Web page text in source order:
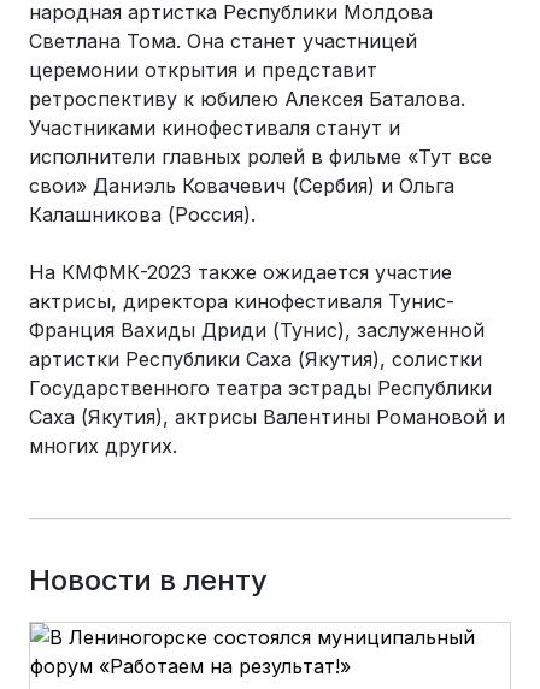
народная артистка Республики Молдова
Светлана Тома. Она станет участницей
церемонии открытия и представит
ретроспективу к юбилею Алексея Баталова.
Участниками кинофестиваля станут и
исполнители главных ролей в фильме «Тут все
свои» Даниэль Ковачевич (Сербия) и Ольга
Калашникова (Россия).
На КМФМК-2023 также ожидается участие
актрисы, директора кинофестиваля Тунис-
Франция Вахиды Дриди (Тунис), заслуженной
артистки Республики Саха (Якутия), солистки
Государственного театра эстрады Республики
Саха (Якутия), актрисы Валентины Романовой и
многих других.
Новости в ленту